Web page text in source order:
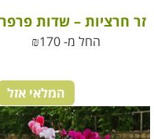
זר חרציות – שדות
החל מ- ₪170
המלאי אזל